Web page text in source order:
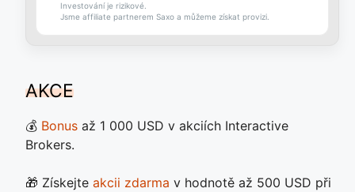
Investování je rizikové.
Jsme affiliate partnerem Saxo a můžeme získat provizi.
AKCE
💰 Bonus až 1 000 USD v akciích Interactive
Brokers.
🎁 Získejte akcii zdarma v hodnotě až 500 USD při